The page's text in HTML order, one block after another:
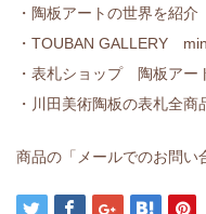
・陶板アートの世界を紹
・TOUBAN GALLERY
・表札ショップ 陶板ア
・川田美術陶板の表札全商
商品の「メールでのお問い